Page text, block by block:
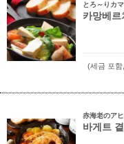
とろ～りカ
카망베르
(세금 포
赤海老のア
바게트